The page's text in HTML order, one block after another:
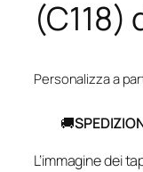
(C118)
Personalizza a
🚚
L’immagine dei